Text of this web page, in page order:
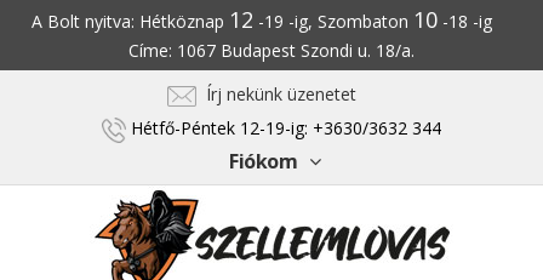
A Bolt nyitva: Hétköznap 12 -19 -ig, Szombaton 10-18 -ig
Címe: 1067 Budapest Szondi u. 18/a.
Írj nekünk üzenetet
Hétfő-Péntek 12-19-ig: +3630/3632 344
Fiókom